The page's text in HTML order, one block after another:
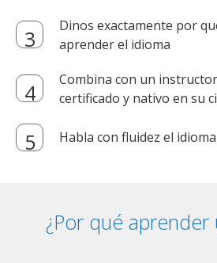
Dinos exactamente por
aprender el idioma
Combina con un
certificado y nativo en su
Habla con fluidez el
¿Por qué aprender